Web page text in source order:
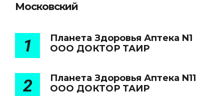
Московский
1
Планета Здоровья Аптека N1
ООО ДОКТОР ТАИР
2
Планета Здоровья Аптека N11
ООО ДОКТОР ТАИР